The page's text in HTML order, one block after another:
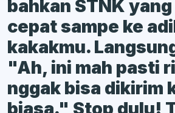
bahkan STNK
cepat sampe ke
kakakmu.
"Ah, ini mah pasti
nggak bisa dikirim
biasa." Stop dulu!